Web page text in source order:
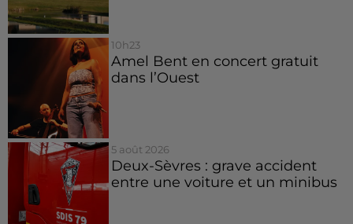
10h23
Amel Bent en concert gratuit
dans l’Ouest
5 août 2026
Deux-Sèvres : grave accident
entre une voiture et un minibus